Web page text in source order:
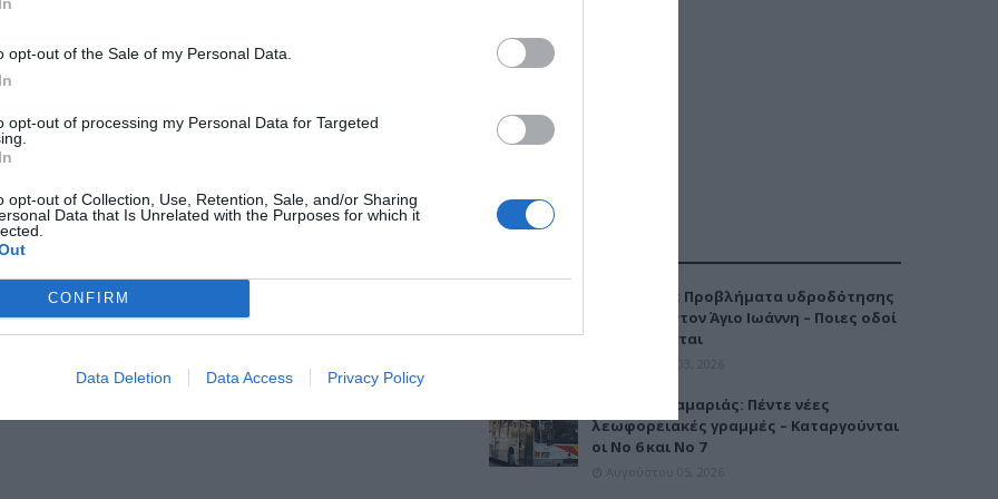
opt-out of the Sale of my Personal Data.
opt-out of processing my Personal Data for Targeted
opt-out of Collection, Use, Retention, Sale, and/or Sharing
Data that Is Unrelated with the Purposes for which it
CONFIRM
Data Deletion Data Access Privacy Policy
έως 00:00)
λειτουργούν και 14:00-17:00 (όχι τα
Καλαμαριά: Προβλήματα υδροδότησης
την Τρίτη στον Άγιο Ιωάννη – Ποιες οδοί
επηρεάζονται
Μετρό Καλαμαριάς: Πέντε νέες
λεωφορειακές γραμμές – Καταργούνται
οι Νο 6 και Νο 7